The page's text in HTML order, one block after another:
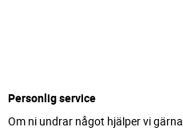
Personlig service
Om ni undrar något hjälper vi gärna